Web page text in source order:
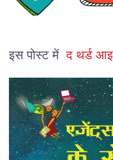
इस पोस्ट मेंद थर्ड आइ